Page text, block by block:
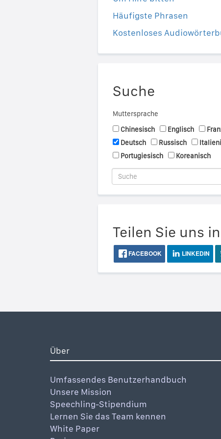
Häufigste Phrasen
Kostenloses
Suche
Muttersprache
Chinesisch
Englisch
Deutsch
Russisch
Portugiesisch
Koreanisch
Teilen Sie uns
FACEBOOK LINKEDIN
Über
Umfassendes Benutzerhandbuch
Unsere Mission
Speechling-Stipendium
Lernen Sie das Team kennen
White Paper